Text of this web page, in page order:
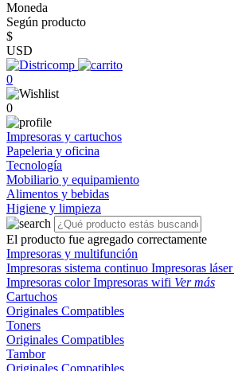
Moneda
Según producto
$
USD
0
0
Impresoras y cartuchos
Papeleria y oficina
Tecnología
Mobiliario y equipamiento
Alimentos y bebidas
Higiene y limpieza
El producto fue agregado correctamente
Impresoras y multifunción
Impresoras sistema continuo Impresoras láser
Impresoras colorImpresoras wifi Ver más
Cartuchos
Originales Compatibles
Toners
Originales Compatibles
Tambor
Originales Compatibles